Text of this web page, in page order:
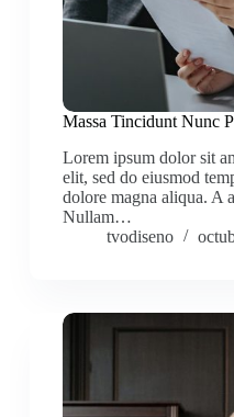
Massa Tincidunt Nunc
Lorem ipsum dolor sit
elit, sed do eiusmod
dolore magna aliqua. A
Nullam…
tvodiseno